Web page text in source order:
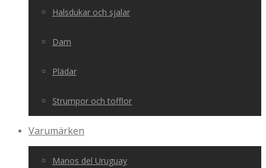
Halsdukar och sjalar
Dam
Plädar
Strumpor och tofflor
Varumärken
Manos del Uruguay